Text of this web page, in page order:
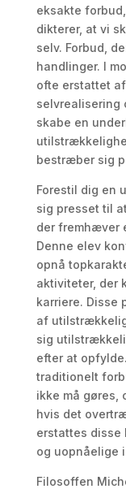
eksakte
dikterer, at vi
selv. Forbud,
handlinger. I
ofte erstattet
selvrealisering
skabe en
bestræber sig
Forestil dig en
sig presset til
der fremhæver
Denne elev
opnå
aktiviteter, der
karriere. Disse
af
sig
efter at
traditionelt
ikke må gøres,
hvis det
erstattes disse
og uopnåelige
Filosoffen